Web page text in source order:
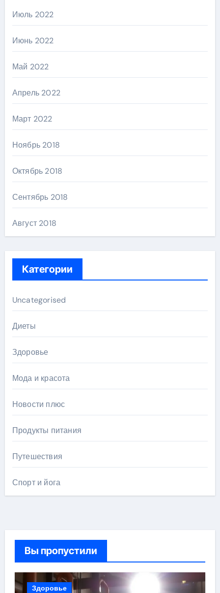
Июль 2022
Июнь 2022
Май 2022
Апрель 2022
Март 2022
Ноябрь 2018
Октябрь 2018
Сентябрь 2018
Август 2018
Категории
Uncategorised
Диеты
Здоровье
Мода и красота
Новости плюс
Продукты питания
Путешествия
Спорт и йога
Вы пропустили
Здоровье